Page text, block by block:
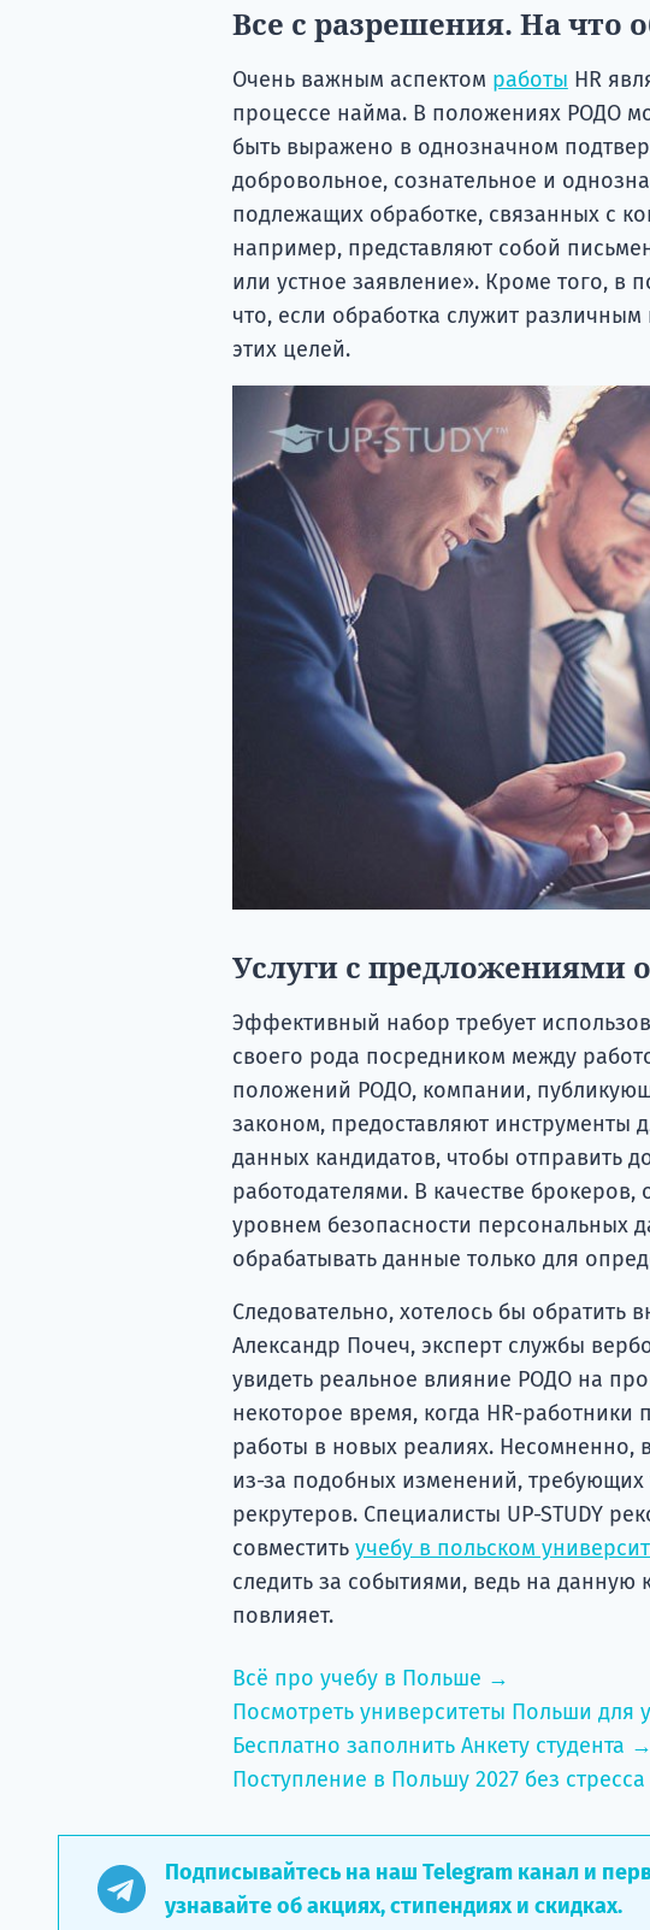
Все с разрешения. На что
Очень важным аспектом работы HR
процессе найма. В положениях РОДО
быть выражено в однозначном
добровольное, сознательное и
подлежащих обработке, связанных с
например, представляют собой
или устное заявление». Кроме того, в
что, если обработка служит различным
этих целей.
Услуги с предложениями
Эффективный набор требует
своего рода посредником между
положений РОДО, компании,
законом, предоставляют инструменты
данных кандидатов, чтобы отправить
работодателями. В качестве
уровнем безопасности персональных
обрабатывать данные только для
Следовательно, хотелось бы обратить
Александр Почеч, эксперт службы
увидеть реальное влияние РОДО на
некоторое время, когда HR-работники
работы в новых реалиях. Несомненно,
из-за подобных изменений, требующих
рекрутеров. Специалисты UP-STUDY
совместить учебу в польском
следить за событиями, ведь на данную
повлияет.
Всё про учебу в Польше →
Посмотреть университеты Польши для
Бесплатно заполнить Анкету студента →
Поступление в Польшу 2027 без
Подписывайтесь на наш Telegram канал и
узнавайте об акциях, стипендиях и скидках.